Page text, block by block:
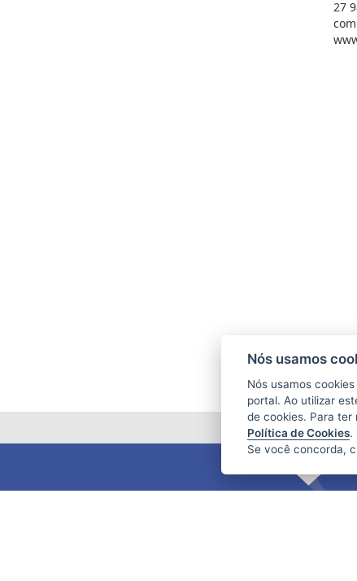
27
Nós usamos
Nós usamos
portal. Ao utilizar
de cookies. Para ter
Política de Cookies.
Se você concorda,